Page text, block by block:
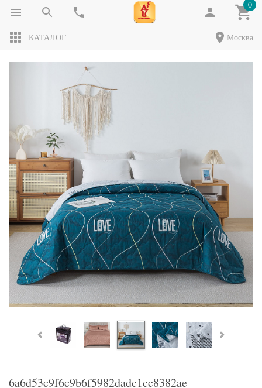
0
КАТАЛОГ Москва
6a6d53c9f6c9b6f5982dadc1cc8382ae